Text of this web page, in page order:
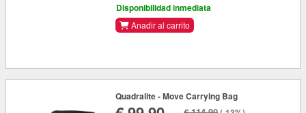
Disponibilidad inmediata
Anadir al carrito
Quadralite - Move Carrying Bag